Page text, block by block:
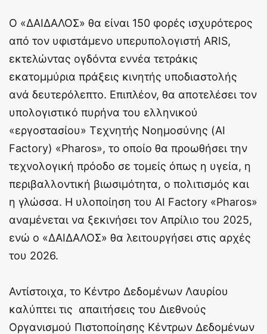
Ο «ΔΑΙΔΑΛΟΣ» θα είναι 150 φορές ισχυρότερος
από τον υφιστάμενο υπερυπολογιστή ARIS,
εκτελώντας ογδόντα εννέα τετράκις
εκατομμύρια πράξεις κινητής υποδιαστολής
ανά δευτερόλεπτο. Επιπλέον, θα αποτελέσει τον
υπολογιστικό πυρήνα του ελληνικού
«εργοστασίου» Τεχνητής Νοημοσύνης (AI
Factory) «Pharos», το οποίο θα προωθήσει την
τεχνολογική πρόοδο σε τομείς όπως η υγεία, η
περιβαλλοντική βιωσιμότητα, ο πολιτισμός και
η γλώσσα. Η υλοποίηση του AI Factory «Pharos»
αναμένεται να ξεκινήσει τον Απρίλιο του 2025,
ενώ ο «ΔΑΙΔΑΛΟΣ» θα λειτουργήσει στις αρχές
του 2026.
Αντίστοιχα, το Κέντρο Δεδομένων Λαυρίου
καλύπτει τις απαιτήσεις του Διεθνούς
Οργανισμού Πιστοποίησης Κέντρων Δεδομένων